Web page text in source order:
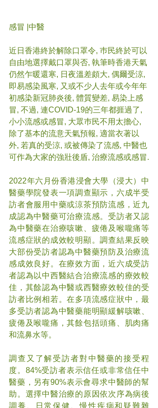
感冒 |中醫
近日香港終於解除口罩令, 巿民終於可以
自由地選擇戴口罩與否, 執筆時香港天氣
仍然乍暖還寒, 日夜溫差頗大, 偶爾受涼,
即易感染風寒, 又或不少人去年或今年年
初感染新冠肺炎後, 體質變差, 易染上感
冒, 不過, 連COVID-19的三年都捱過了,
小小流感或感冒, 大眾巿民不用太擔心,
除了基本的流意天氣預報, 適當衣著以
外, 若真的受涼, 或被傳染了流感, 中醫也
可作為大家的強壯後盾, 治療流感或感冒.
2022年六月份香港浸會大學（浸大）中
醫藥學院發表一項調查顯示，六成半受
訪者會服用中藥或涼茶預防流感，近九
成認為中醫藥可治療流感。受訪者又認
為中醫藥在治療咳嗽、疲倦及喉嚨痛等
流感症狀的成效較明顯。調查結果反映
大部份受訪者認為中醫藥預防及治療流
感成效良好。在療效方面，近六成受訪
者認為以中西醫結合治療流感的療效較
佳，其餘認為中醫或西醫療效較佳的受
訪者比例相若。在多項流感症狀中，最
多受訪者認為中醫藥能明顯緩解咳嗽、
疲倦及喉嚨痛，其餘包括頭痛、肌肉痛
和流鼻水等。
調查又了解受訪者對中醫藥的接受程
度。84%受訪者表示信任或非常信任中
醫藥，另有90%表示會尋求中醫師的幫
助。選擇中醫治療的原因依次序為病後
調養、日常保健、慢性疾病和疑難雜